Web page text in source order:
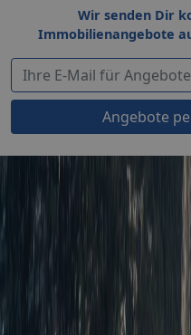
Wir senden Dir
Immobilienangebote
Angebote